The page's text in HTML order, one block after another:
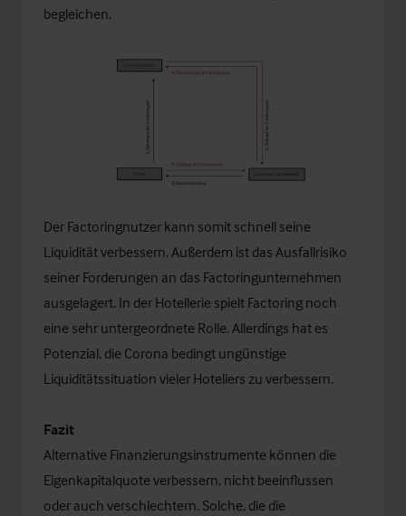
begleichen.
Der Factoringnutzer kann somit schnell seine
Liquidität verbessern. Außerdem ist das Ausfallrisiko
seiner Forderungen an das Factoringunternehmen
ausgelagert. In der Hotellerie spielt Factoring noch
eine sehr untergeordnete Rolle. Allerdings hat es
Potenzial, die Corona bedingt ungünstige
Liquiditätssituation vieler Hoteliers zu verbessern.
Fazit
Alternative Finanzierungsinstrumente können die
Eigenkapitalquote verbessern, nicht beeinflussen
oder auch verschlechtern. Solche, die die